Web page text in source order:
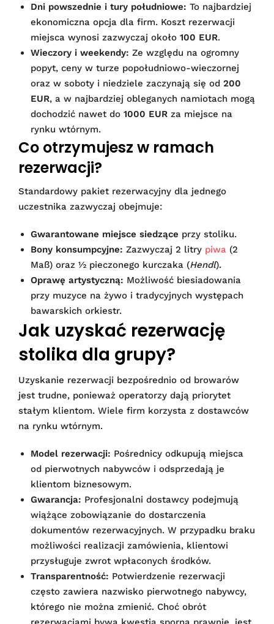
Dni powszednie i tury południowe: To najbardziej
ekonomiczna opcja dla firm. Koszt rezerwacji
miejsca wynosi zazwyczaj około 100 EUR.
Wieczory i weekendy: Ze względu na ogromny
popyt, ceny w turze popołudniowo-wieczornej
oraz w soboty i niedziele zaczynają się od 200
EUR, a w najbardziej obleganych namiotach mogą
dochodzić nawet do 1000 EUR za miejsce na
rynku wtórnym.
Co otrzymujesz w ramach
rezerwacji?
Standardowy pakiet rezerwacyjny dla jednego
uczestnika zazwyczaj obejmuje:
Gwarantowane miejsce siedzące przy stoliku.
Bony konsumpcyjne: Zazwyczaj 2 litry piwa (2
Maß) oraz ½ pieczonego kurczaka (Hendl).
Oprawę artystyczną: Możliwość biesiadowania
przy muzyce na żywo i tradycyjnych występach
bawarskich orkiestr.
Jak uzyskać rezerwację
stolika dla grupy?
Uzyskanie rezerwacji bezpośrednio od browarów
jest trudne, ponieważ operatorzy dają priorytet
stałym klientom. Wiele firm korzysta z dostawców
na rynku wtórnym.
Model rezerwacji: Pośrednicy odkupują miejsca
od pierwotnych nabywców i odsprzedają je
klientom biznesowym.
Gwarancja: Profesjonalni dostawcy podejmują
wiążące zobowiązanie do dostarczenia
dokumentów rezerwacyjnych. W przypadku braku
możliwości realizacji zamówienia, klientowi
przysługuje zwrot wpłaconych środków.
Transparentność: Potwierdzenie rezerwacji
często zawiera nazwisko pierwotnego nabywcy,
którego nie można zmienić. Choć obrót